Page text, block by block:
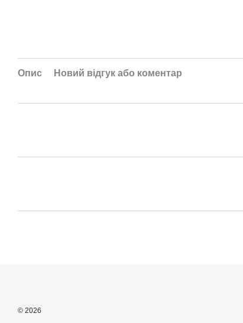
Опис Новий відгук або коментар
© 2026